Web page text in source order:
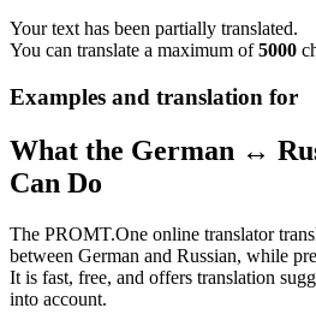
Your text has been partially translated.
You can translate a maximum of5000
Examples and translation for
What the German ↔
Can Do
The PROMT.One online translator
between German and Russian, while
It is fast, free, and offers translation
into account.